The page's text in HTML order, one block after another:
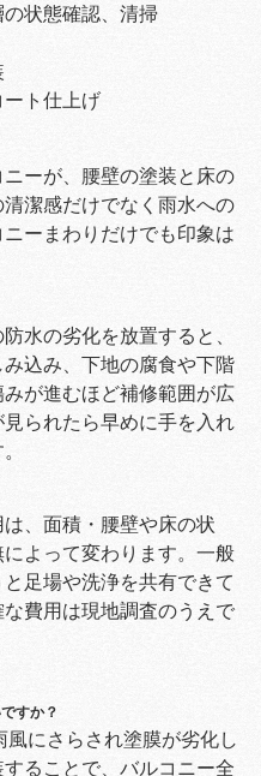
状態確認、清掃
ト仕上げ
ーが、腰壁の塗装と床の
潔感だけでなく雨水への
ーまわりだけでも印象は
水の劣化を放置すると、
込み、下地の腐食や下階
が進むほど補修範囲が広
られたら早めに手を入れ
、面積・腰壁や床の状
よって変わります。一般
足場や洗浄を共有できて
費用は現地調査のうえで
すか？
にさらされ塗膜が劣化し
ることで、バルコニー全